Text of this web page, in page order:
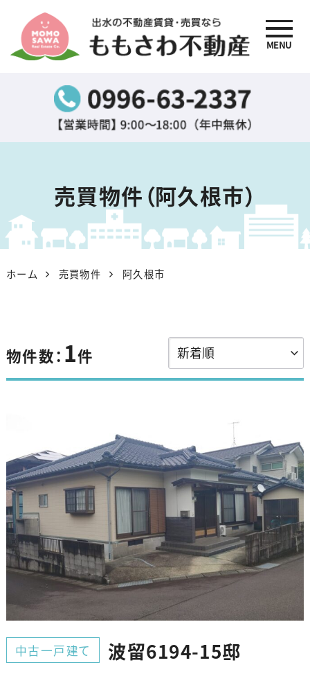
出水の不動産賃貸・売買
なら『ももさわ不動産』
MENU
売買物件（阿久根市）
ホーム 売買物件 阿久根市
物件数： 1件
中古一戸建て 波留6194-15邸